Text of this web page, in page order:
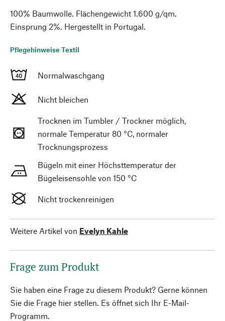
100% Baumwolle. Flächengewicht 1.600 g/qm.
Einsprung 2%. Hergestellt in Portugal.
Pflegehinweise Textil
Normalwaschgang
Nicht bleichen
Trocknen im Tumbler / Trockner möglich,
normale Temperatur 80 °C, normaler
Trocknungsprozess
Bügeln mit einer Höchsttemperatur der
Bügeleisensohle von 150 °C
Nicht trockenreinigen
Weitere Artikel von Evelyn Kahle
Frage zum Produkt
Sie haben eine Frage zu diesem Produkt? Gerne können
Sie die Frage hier stellen. Es öffnet sich Ihr E-Mail-
Programm.